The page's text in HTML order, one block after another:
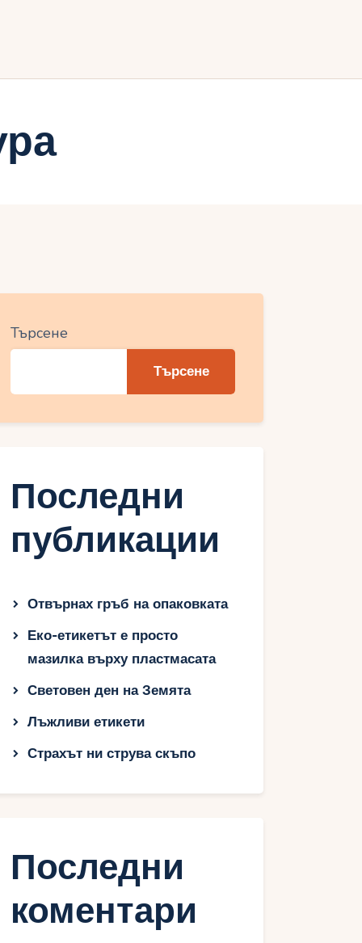
Търсене
Търсене
Последни
публикации
Отвърнах гръб на опаковката
Еко-етикетът е просто
мазилка върху пластмасата
Световен ден на Земята
Лъжливи етикети
Страхът ни струва скъпо
Последни
коментари